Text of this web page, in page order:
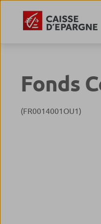
Fonds
(FR0014001OU1)